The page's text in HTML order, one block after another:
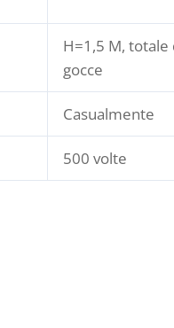
H=1,5 M, totale
gocce
Casualmente
500 volte